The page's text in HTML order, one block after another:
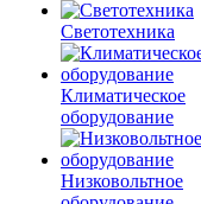
Светотехника
Климатическое
оборудование
Низковольтное